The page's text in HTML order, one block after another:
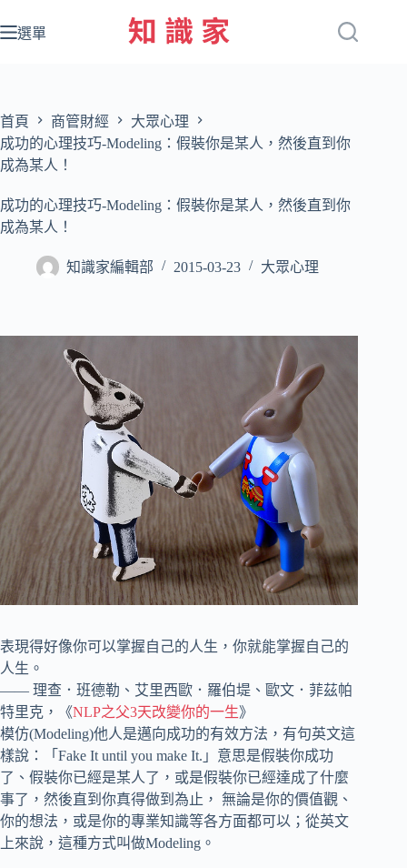
至
容
選單
首頁 商管財經
大眾心理
成功的心理技巧-Modeling：假裝你是某人，然後直到你
成為某人！
成功的心理技巧-Modeling：假裝你是某人，然後直到你
成為某人！
知識家編輯部 2015-03-23 大眾心理
表現得好像你可以掌握自己的人生，你就能掌握自己的
人生。
—— 理查．班德勒、艾里西歐．羅伯堤、歐文．菲茲帕
特里克，《NLP之父3天改變你的一生》
模仿(Modeling)他人是邁向成功的有效方法，有句英文這
樣說：「Fake It until you make It.」意思是假裝你成功
了、假裝你已經是某人了，或是假裝你已經達成了什麼
事了，然後直到你真得做到為止， 無論是你的價值觀、
你的想法，或是你的專業知識等各方面都可以；從英文
上來說，這種方式叫做Modeling。